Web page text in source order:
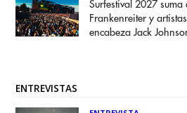
Surfestival 2027
Frankenreiter y
encabeza Jack
ENTREVISTAS